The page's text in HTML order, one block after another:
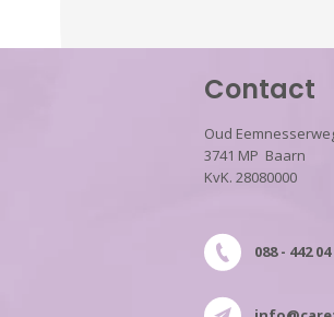
Contact
Oud
3741 MP Baarn
KvK. 28080000
088 - 442 04